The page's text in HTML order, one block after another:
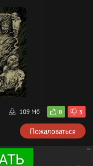
109 Мб 0 3
Пожаловаться